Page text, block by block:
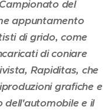
del
appuntamento
di grido, come
di coniare
Rapiditas, che
grafiche e
dell'automobile e il